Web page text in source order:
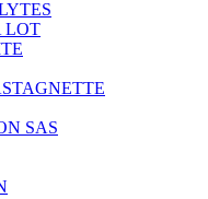
LOT
SAS